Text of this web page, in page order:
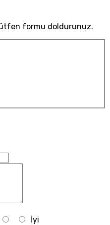
formu doldurunuz.
İyi